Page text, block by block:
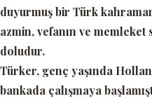
duyurmuş bir Türk
azmin, vefanın ve
doludur.
Türker, genç yaşında
bankada çalışmaya